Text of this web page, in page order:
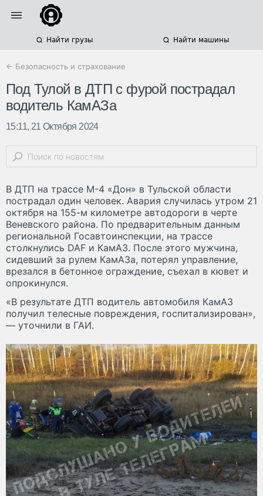
Найти грузы Найти машины
← Безопасность и страхование
Под Тулой в ДТП с фурой пострадал
водитель КамАЗа
15:11, 21 Октября 2024
В ДТП на трассе М-4 «Дон» в Тульской области
пострадал один человек. Авария случилась утром 21
октября на 155-м километре автодороги в черте
Веневского района. По предварительным данным
региональной Госавтоинспекции, на трассе
столкнулись DAF и КамАЗ. После этого мужчина,
сидевший за рулем КамАЗа, потерял управление,
врезался в бетонное ограждение, съехал в кювет и
опрокинулся.
«В результате ДТП водитель автомобиля КамАЗ
получил телесные повреждения, госпитализирован»,
— уточнили в ГАИ.